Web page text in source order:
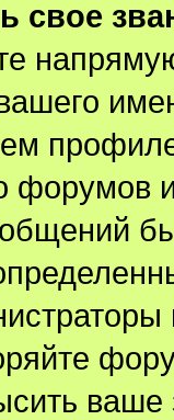
свое
форумов